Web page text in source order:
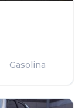
Gasolina